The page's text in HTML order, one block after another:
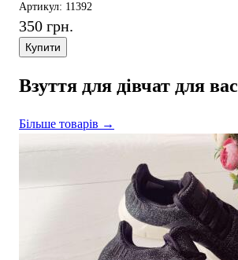
Артикул: 11392
350 грн.
Купити
Взуття для дівчат для вас
Більше товарів →